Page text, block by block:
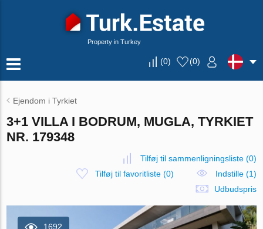
Property in Turkey
(0) (0)
Ejendom i Tyrkiet
3+1 VILLA I BODRUM, MUGLA, TYRKIET
NR. 179348
Tilføj til sammenligningsliste(0)
Tilføj til favoritliste (0)
Indstille (1)
Udbudspris
1692